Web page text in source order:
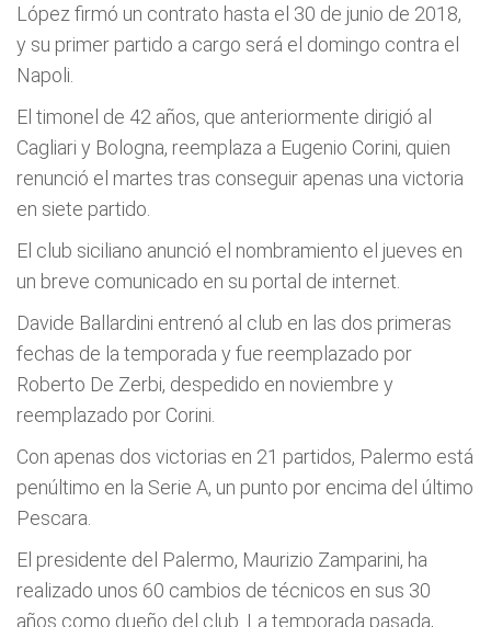
López firmó un contrato hasta el 30 de junio de 2018,
y su primer partido a cargo será el domingo contra el
Napoli.
El timonel de 42 años, que anteriormente dirigió al
Cagliari y Bologna, reemplaza a Eugenio Corini, quien
renunció el martes tras conseguir apenas una victoria
en siete partido.
El club siciliano anunció el nombramiento el jueves en
un breve comunicado en su portal de internet.
Davide Ballardini entrenó al club en las dos primeras
fechas de la temporada y fue reemplazado por
Roberto De Zerbi, despedido en noviembre y
reemplazado por Corini.
Con apenas dos victorias en 21 partidos, Palermo está
penúltimo en la Serie A, un punto por encima del último
Pescara.
El presidente del Palermo, Maurizio Zamparini, ha
realizado unos 60 cambios de técnicos en sus 30
años como dueño del club. La temporada pasada,